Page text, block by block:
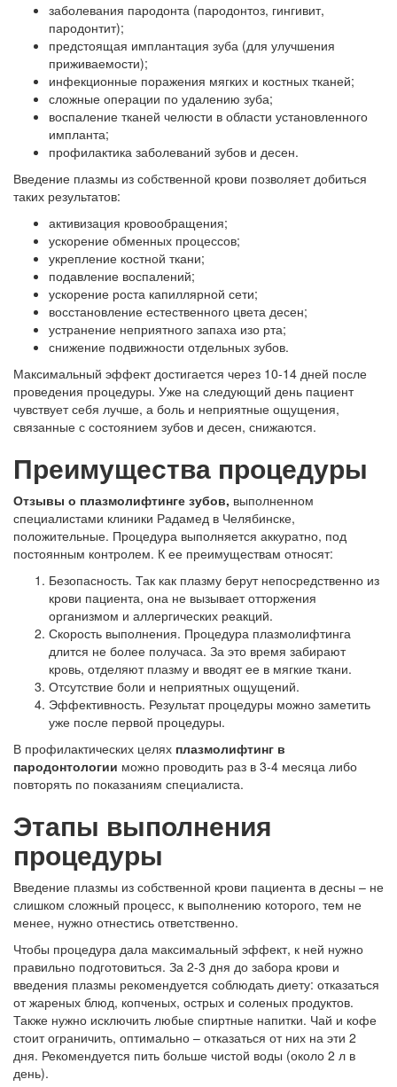
заболевания пародонта (пародонтоз, гингивит,
пародонтит);
предстоящая имплантация зуба (для улучшения
приживаемости);
инфекционные поражения мягких и костных тканей;
сложные операции по удалению зуба;
воспаление тканей челюсти в области установленного
импланта;
профилактика заболеваний зубов и десен.
Введение плазмы из собственной крови позволяет добиться
таких результатов:
активизация кровообращения;
ускорение обменных процессов;
укрепление костной ткани;
подавление воспалений;
ускорение роста капиллярной сети;
восстановление естественного цвета десен;
устранение неприятного запаха изо рта;
снижение подвижности отдельных зубов.
Максимальный эффект достигается через 10-14 дней после
проведения процедуры. Уже на следующий день пациент
чувствует себя лучше, а боль и неприятные ощущения,
связанные с состоянием зубов и десен, снижаются.
Преимущества процедуры
Отзывы о плазмолифтинге зубов, выполненном
специалистами клиники Радамед в Челябинске,
положительные. Процедура выполняется аккуратно, под
постоянным контролем. К ее преимуществам относят:
Безопасность. Так как плазму берут непосредственно из
крови пациента, она не вызывает отторжения
организмом и аллергических реакций.
Скорость выполнения. Процедура плазмолифтинга
длится не более получаса. За это время забирают
кровь, отделяют плазму и вводят ее в мягкие ткани.
Отсутствие боли и неприятных ощущений.
Эффективность. Результат процедуры можно заметить
уже после первой процедуры.
В профилактических целях плазмолифтинг в
пародонтологии можно проводить раз в 3-4 месяца либо
повторять по показаниям специалиста.
Этапы выполнения
процедуры
Введение плазмы из собственной крови пациента в десны – не
слишком сложный процесс, к выполнению которого, тем не
менее, нужно отнестись ответственно.
Чтобы процедура дала максимальный эффект, к ней нужно
правильно подготовиться. За 2-3 дня до забора крови и
введения плазмы рекомендуется соблюдать диету: отказаться
от жареных блюд, копченых, острых и соленых продуктов.
Также нужно исключить любые спиртные напитки. Чай и кофе
стоит ограничить, оптимально – отказаться от них на эти 2
дня. Рекомендуется пить больше чистой воды (около 2 л в
день).